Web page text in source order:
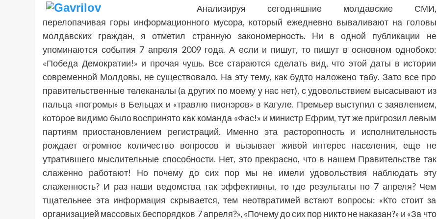
Анализируя сегодняшние молдавские СМИ,
перелопачивая горы информационного мусора, который ежедневно вываливают на головы
молдавских граждан, я отметил странную закономерность. Ни в одной публикации не
упоминаются события 7 апреля 2009 года. А если и пишут, то пишут в основном однобоко:
«Победа Демократии!» и прочая чушь. Все стараются сделать вид, что этой даты в истории
современной Молдовы, не существовало. На эту тему, как будто наложено табу. Зато все про
правительственные телеканалы (а других по моему у нас нет), с удовольствием высасывают из
пальца «погромы» в Бельцах и «травлю пионэров» в Кагуле. Премьер выступил с заявлением,
которое видимо было воспринято как команда «Фас!» и министр Ефрим, тут же пригрозил левым
партиям приостановлением регистраций. Именно эта расторопность и исполнительность
рождает огромное количество вопросов и вызывает живой интерес населения, еще не
утратившего мыслительные способности. Нет, это прекрасно, что в нашем Правительстве так
слаженно работают! Но почему до сих пор мы не имели удовольствия наблюдать эту
слаженность? И раз наши ведомства так эффективны, то где результаты по 7 апреля? Чем
тщательнее эта информация скрывается, тем неотвратимей встают вопросы: «Кто стоит за
организацией массовых беспорядков 7 апреля?», «Почему до сих пор никто не наказан?» и «За что